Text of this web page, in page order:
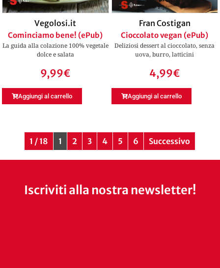
Vegolosi.it
Cominciamo bene! (ePub)
La guida alla colazione 100% vegetale
dolce e salata
9,99€
Aggiungi al carrello
Fran Costigan
Cioccolato vegan (ePub)
Deliziosi dessert al cioccolato, senza
uova, burro, latticini
4,99€
Aggiungi al carrello
1 / 18 1 2 3 4 5 6 Successivo
Iscriviti alla nostra newsletter!